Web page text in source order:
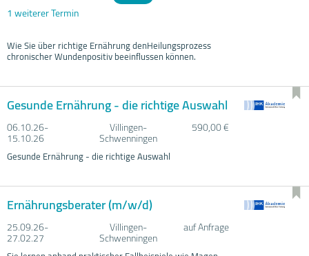
1 weiterer Termin
Wie Sie über richtige Ernährung denHeilungsprozess
chronischer Wundenpositiv beeinflussen können.
Gesunde Ernährung - die richtige Auswahl
06.10.26-
15.10.26
Villingen-
Schwenningen
590,00 €
Gesunde Ernährung - die richtige Auswahl
Ernährungsberater (m/w/d)
25.09.26-
27.02.27
Villingen-
Schwenningen
auf Anfrage